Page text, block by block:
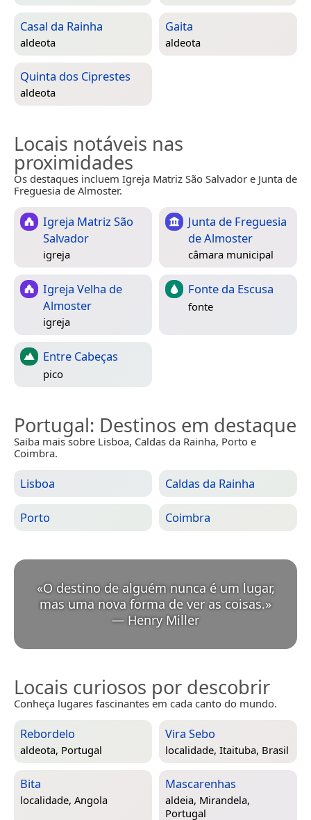
Casal da Rainha
aldeota
Gaita
aldeota
Quinta dos Ciprestes
aldeota
Locais notáveis nas
proximidades
Os destaques incluem Igreja Matriz São Salvador e Junta de
Freguesia de Almoster.
Igreja Matriz São
Salvador
igreja
Junta de Freguesia
de Almoster
câmara municipal
Igreja Velha de
Almoster
igreja
Fonte da Escusa
fonte
Entre Cabeças
pico
Portugal: Destinos em destaque
Saiba mais sobre Lisboa, Caldas da Rainha, Porto e
Coimbra.
Lisboa Caldas da Rainha
Porto Coimbra
«O destino de alguém nunca é um lugar,
mas uma nova forma de ver as coisas.
— Henry Miller
Locais curiosos por descobrir
Conheça lugares fascinantes em cada canto do mundo.
Rebordelo
aldeota, Portugal
Vira Sebo
localidade, Itaituba, Brasil
Bita
localidade, Angola
Mascarenhas
aldeia, Mirandela,
Portugal